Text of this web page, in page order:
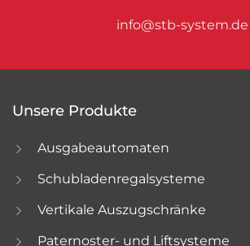
info@stb-system.de
Unsere Produkte
Ausgabeautomaten
Schubladenregalsysteme
Vertikale Auszugschränke
Paternoster- und Liftsysteme